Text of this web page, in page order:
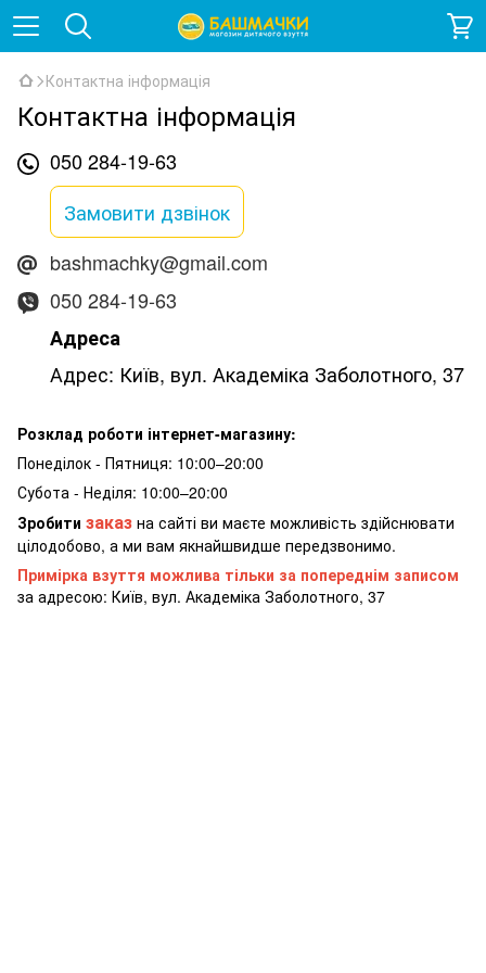
Контактна інформація
Контактна інформація
050 284-19-63
Замовити дзвінок
bashmachky@gmail.com
050 284-19-63
Адреса
Адрес: Київ, вул. Академіка Заболотного, 37
Розклад роботи інтернет-магазину:
Понеділок - Пятниця: 10:00–20:00
Субота - Неділя: 10:00–20:00
Зробити заказ на сайті ви маєте можливість здійснювати
цілодобово, а ми вам якнайшвидше передзвонимо.
Примірка взуття можлива тільки за попереднім записом
за адресою: Київ, вул. Академіка Заболотного, 37